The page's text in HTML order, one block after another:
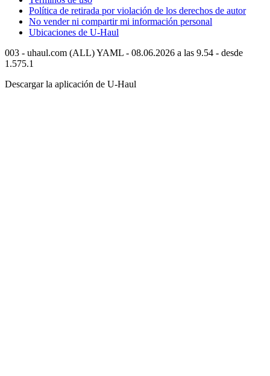
Política de retirada por violación de los derechos de autor
No vender ni compartir mi información personal
Ubicaciones de U-Haul
003 - uhaul.com (ALL) YAML - 08.06.2026 a las 9.54 - desde
1.575.1
Descargar la aplicación de U-Haul